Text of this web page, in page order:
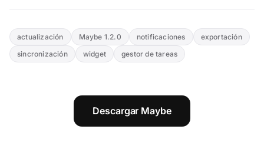
actualización Maybe 1.2.0 notificaciones
exportación
sincronización
widget gestor de tareas
Descargar Maybe